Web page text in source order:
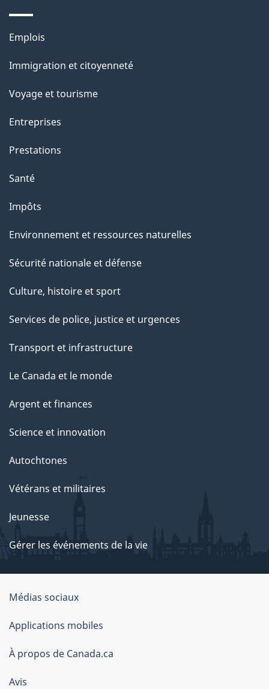
s
r
c
t
t
p
a
e
Thèmes
sujets
Emplois
Immigration et citoyenneté
Voyage et tourisme
Entreprises
Prestations
Santé
Impôts
Environnement et ressources naturelles
Sécurité nationale et défense
Culture, histoire et sport
Services de police, justice et urgences
Transport et infrastructure
Le Canada et le monde
Argent et finances
Science et innovation
Autochtones
Vétérans et militaires
Jeunesse
Gérer les événements de la vie
Organisation
du
gouvernement
du
Canada
Médias sociaux
Applications mobiles
À propos de Canada.ca
Avis